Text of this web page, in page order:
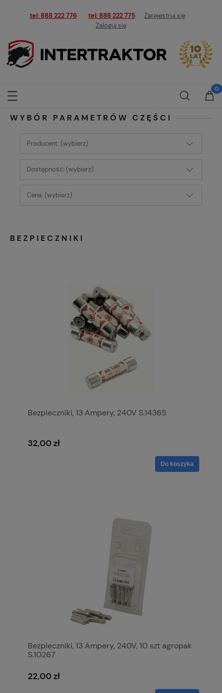
tel: 888 222 776 tel: 888 222 775
Zarejestruj się
Zaloguj się
WYBÓR PARAMETRÓW CZĘŚCI
Producent: (wybierz)
Dostępność: (wybierz)
Cena: (wybierz)
BEZPIECZNIKI
Bezpieczniki, 13 Ampery, 240V S.14365
32,00 zł
Do koszyka
Bezpieczniki, 13 Ampery, 240V, 10 szt agropak
S.10267
22,00 zł